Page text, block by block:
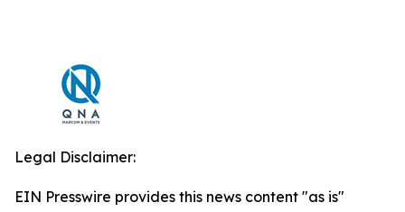
Legal Disclaimer:
EIN Presswire provides this news content "as is"